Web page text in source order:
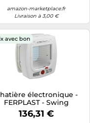
amazon-marketplace.fr
Livraison à 3,00 €
avec bon
électronique -
FERPLAST - Swing
- 22,5 x 16,2 x 25,2
cm - Blanc - Pour chat
136,31 €